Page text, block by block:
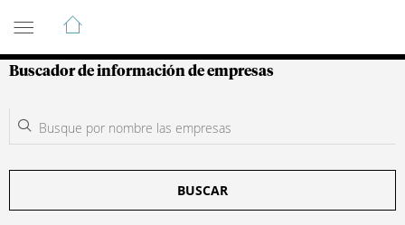
Guía de Empresas Colombianas
Buscador de información de empresas
BUSCAR